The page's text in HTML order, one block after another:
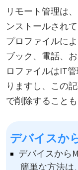
リモート管理は
ンストールされ
プロファイルに
ブック、電話、
ロファイルはIT
りますし、この
で削除することも
デバイスか
デバイスから
簡単な方法は